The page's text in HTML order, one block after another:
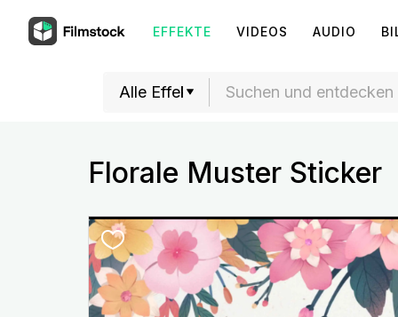
EFFEKTE VIDEOS AUDIO
Florale Muster Sticker